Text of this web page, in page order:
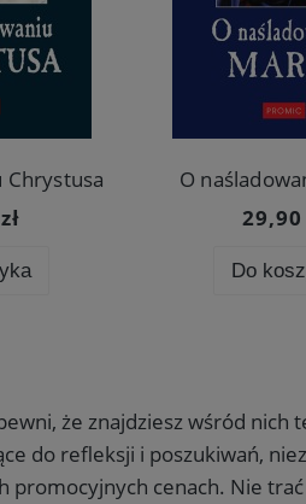
Chrystusa
O
29,90
Do
że znajdziesz wśród nich
do refleksji i poszukiwań,
cenach. Nie